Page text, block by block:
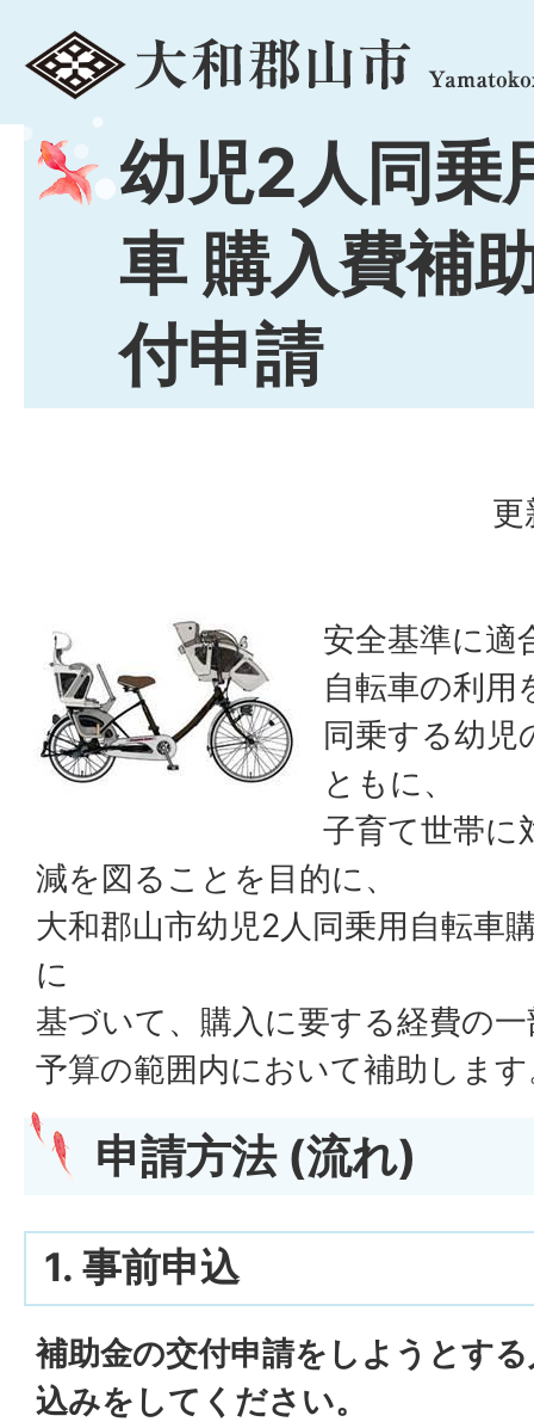
menu
幼児2人同乗
車 購入費補
付申請
更
安全基準に適
自転車の利用
同乗する幼児
ともに、
子育て世帯に
減を図ることを目的に、
大和郡山市幼児2人同乗用自転車
に
基づいて、購入に要する経費の
予算の範囲内において補助しま
申請方法 (流れ)
1. 事前申込
補助金の交付申請をしようとす
込みをしてください。